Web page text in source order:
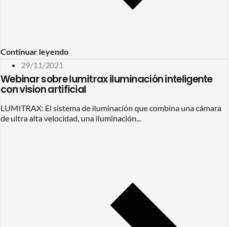
Continuar leyendo
29/11/2021
Webinar sobre lumitrax iluminación inteligente
con vision artificial
LUMITRAX: El sistema de iluminación que combina una cámara
de ultra alta velocidad, una iluminación...